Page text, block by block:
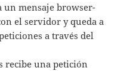
un mensaje browser-
el servidor y queda a
a través del
recibe una petición